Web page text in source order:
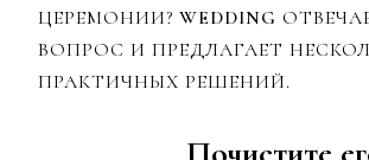
ЦЕРЕМОНИИ? WEDDING
ВОПРОС И ПРЕДЛАГАЕТ
ПРАКТИЧНЫХ РЕШЕНИЙ.